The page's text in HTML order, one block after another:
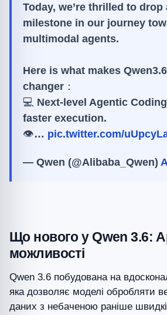
Today, we’re thrilled to drop
milestone in our journey
multimodal agents.
Here is what makes
changer：
💻 Next-level Agentic
faster execution.
👁️… pic.twitter.com/
— Qwen (@Alibaba_Qwen)
Що нового у Qwen 3.6:
можливості
Qwen 3.6 побудована на
яка дозволяє моделі обробляти
даних з небаченою раніше